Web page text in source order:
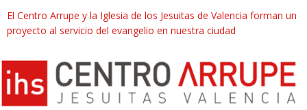
El Centro Arrupe y la Iglesia de los Jesuitas de Valencia forman un
proyecto al servicio del evangelio en nuestra ciudad